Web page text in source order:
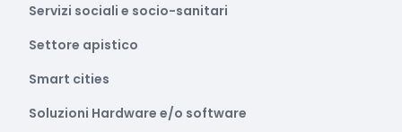
Servizi sociali e socio-sanitari
Settore apistico
Smart cities
Soluzioni Hardware e/o software